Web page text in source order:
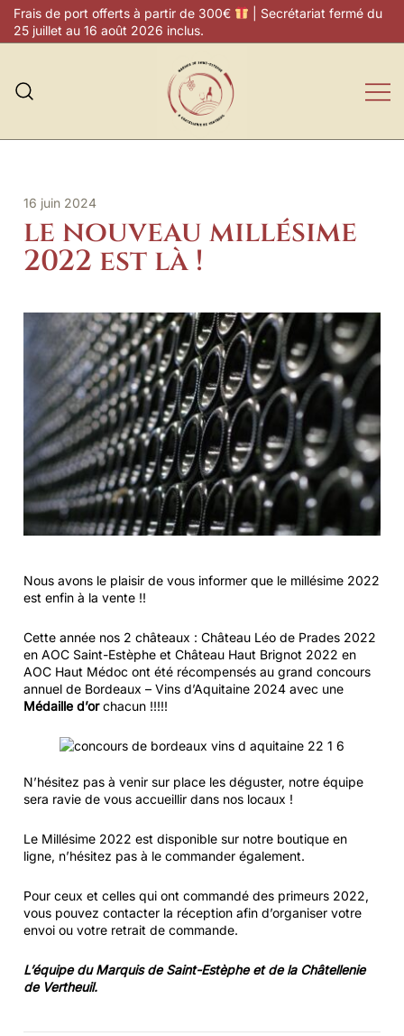
Skip
content
Frais de port offerts à partir de 300€
| Secrétariat fermé du
25 juillet au 16 août 2026 inclus.
16 juin 2024
le nouveau millésime
2022 est là !
Nous avons le plaisir de vous informer que le millésime 2022
est enfin à la vente !!
Cette année nos 2 châteaux : Château Léo de Prades 2022
en AOC Saint-Estèphe et Château Haut Brignot 2022 en
AOC Haut Médoc ont été récompensés au grand concours
annuel de Bordeaux – Vins d’Aquitaine 2024 avec une
Médaille d’orchacun !!!!!
N’hésitez pas à venir sur place les déguster, notre équipe
sera ravie de vous accueillir dans nos locaux !
Le Millésime 2022 est disponible sur notre boutique en
ligne, n’hésitez pas à le commander également.
Pour ceux et celles qui ont commandé des primeurs 2022,
vous pouvez contacter la réception afin d’organiser votre
envoi ou votre retrait de commande.
L’équipe du Marquis de Saint-Estèphe et de la Châtellenie
de Vertheuil.